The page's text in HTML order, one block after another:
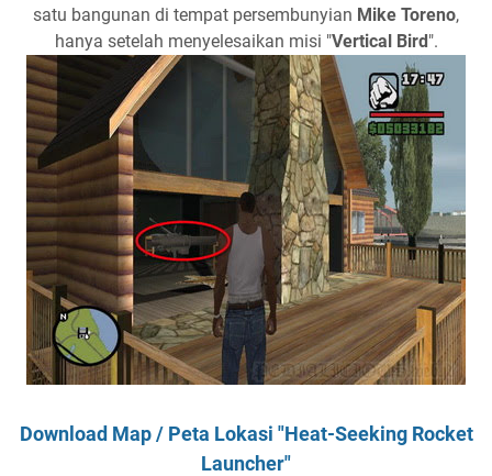
satu bangunan di tempat persembunyian Mike Toreno,
hanya setelah menyelesaikan misi "Vertical Bird".
Download Map / Peta Lokasi "Heat-Seeking Rocket
Launcher"